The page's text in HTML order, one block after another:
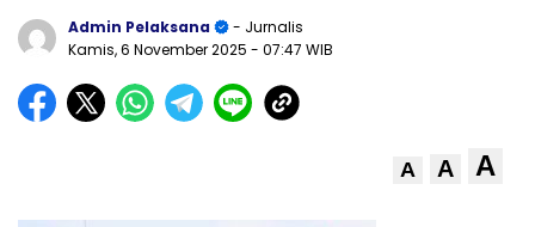
Admin Pelaksana
- Jurnalis
Kamis, 6 November 2025 - 07:47 WIB
A A A